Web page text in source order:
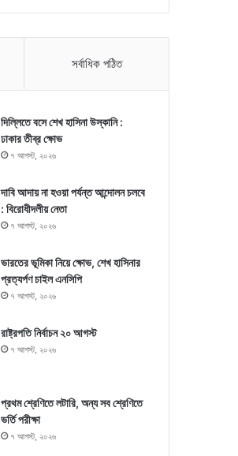
সর্বাধিক পঠিত
দিল্লিতে বসে শেখ হাসিনা উস্কানি :
ঢাকার তীব্র ক্ষোভ
৭ আগস্ট, ২০২৬
দাবি আদায় না হওয়া পর্যন্ত আন্দোলন চলবে
: বিরোধীদলীয় নেতা
৭ আগস্ট, ২০২৬
ভারতের ভূমিকা নিয়ে ক্ষোভ, শেখ হাসিনার
প্রত্যর্পণ চাইল এনসিপি
৭ আগস্ট, ২০২৬
রাষ্ট্রপতি নির্বাচন ২০ আগস্ট
৭ আগস্ট, ২০২৬
প্রথম শ্রেণিতে লটারি, অন্য সব শ্রেণিতে
ভর্তি পরীক্ষা
৭ আগস্ট, ২০২৬